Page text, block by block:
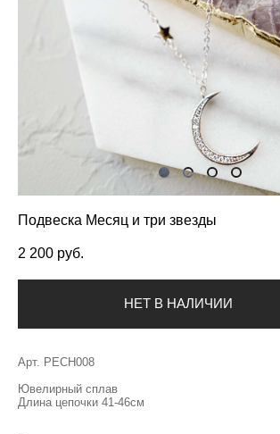
Подвеска Месяц и три звезды
2 200 pуб.
НЕТ В НАЛИЧИИ
Арт. PECH008
Ювелирный сплав
Длина цепочки 41-46см